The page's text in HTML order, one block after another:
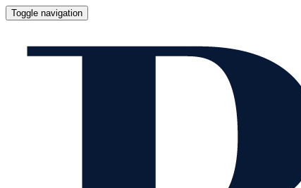
Toggle navigation